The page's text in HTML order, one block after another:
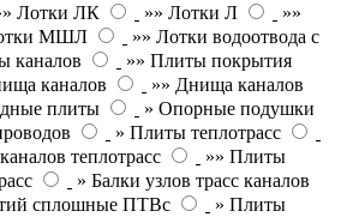
Лотки ЛК »» Лотки Л
»»
МШЛ
»» Лотки водоотвода с
каналов
»» Плиты покрытия
каналов
»» Днища каналов
плиты
» Опорные подушки
» Плиты теплотрасс
теплотрасс
»» Плиты
» Балки узлов трасс каналов
сплошные ПТВс
» Плиты